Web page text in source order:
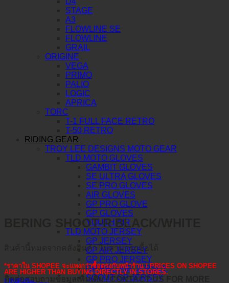
STAGE
A3
FLOWLINE SE
FLOWLINE
GRAIL
ORIGINE
VEGA
PRIMO
PALIO
LOGIC
APRICA
TORC
T-1 FULL FACE RETRO
T-50 RETRO
RIDING GEAR
TROY LEE DESIGNS MOTO GEAR
TLD MOTO GLOVES
GAMBIT GLOVES
SE ULTRA GLOVES
SE PRO GLOVES
AIR GLOVES
GP PRO GLOVE
GP GLOVES
YOUTH AIR
TLD MOTO JERSEY
GP JERSEY
GP AIR JERSEY
GP PRO JERSEY
GP PRO AIR JERSEY
SCOUT GP JERSEY
BERING SHOOT-R BLACK/WHITE
สินค้านี้หมดจากคลังสินค้า ไม่สามารถซื้อได้
*ราคาใน SHOPEE จะแพงกว่าซื้อตรงกับหน้าร้าน / PRICES ON SHOPEE
ARE HIGHER THAN BUYING DIRECTLY IN STORES.
ติดต่อสอบถามข้อมูลเพิ่มเติม / CONTACT US FOR MORE